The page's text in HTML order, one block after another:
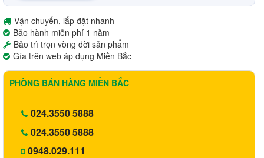
Vận chuyển, lắp đặt nhanh
Bảo hành miễn phí 1 năm
Bảo trì trọn vòng đời sản phẩm
Gía trên web áp dụng Miền Bắc
PHÒNG BÁN HÀNG MIỀN BẮC
024.3550 5888
024.3550 5888
0948.029.111